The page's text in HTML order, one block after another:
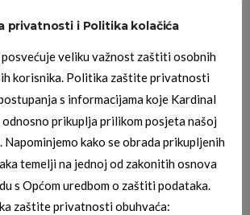
privatnosti i Politika kolačića
posvećuje veliku važnost zaštiti osobnih
korisnika. Politika zaštite privatnosti
s informacijama koje Kardinal
odnosno prikuplja prilikom posjeta našoj
kako se obrada prikupljenih
temelji na jednoj od zakonitih osnova
s Općom uredbom o zaštiti podataka.
zaštite privatnosti obuhvaća: